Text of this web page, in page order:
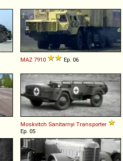
MAZ 7910 Ep. 06
Moskvitch Sanitarnyi Transporter
Ep. 05